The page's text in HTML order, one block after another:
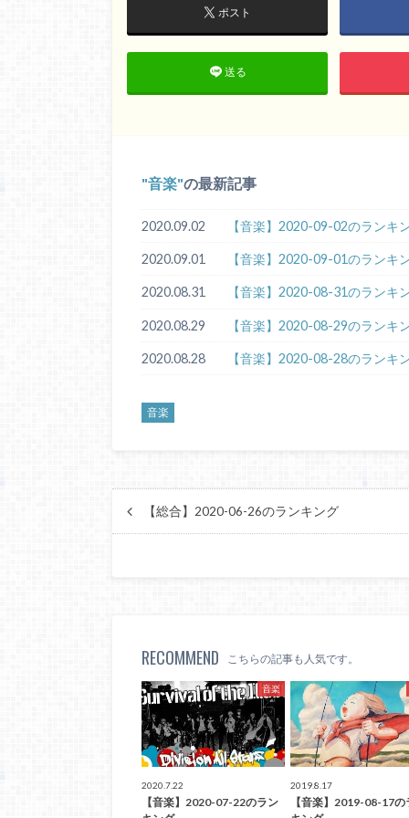
ポスト
送る
音楽 の最新記事
2020.09.02 【音楽】2020-09-02のランキ
2020.09.01 【音楽】2020-09-01のランキ
2020.08.31 【音楽】2020-08-31のランキ
2020.08.29 【音楽】2020-08-29のランキ
2020.08.28 【音楽】2020-08-28のランキ
音楽
【総合】2020-06-26のランキング
RECOMMEND こちらの記事も人気です。
音楽
2020.7.22
【音楽】2020-07-22のラン
2019.8.17
【音楽】2019-08-17の